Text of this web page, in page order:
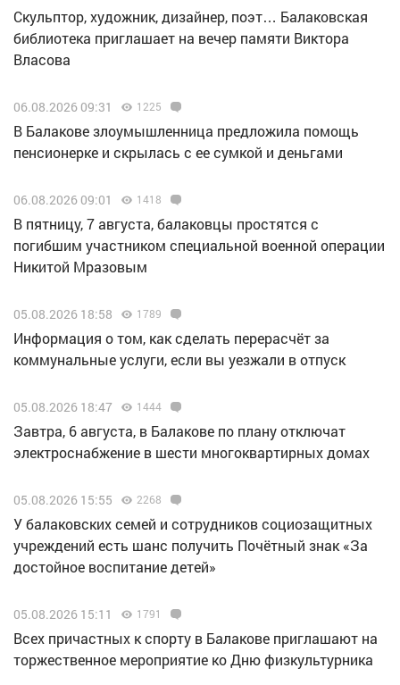
Скульптор, художник, дизайнер, поэт… Балаковская
библиотека приглашает на вечер памяти Виктора
Власова
06.08.2026 09:31 1225
В Балакове злоумышленница предложила помощь
пенсионерке и скрылась с ее сумкой и деньгами
06.08.2026 09:01 1418
В пятницу, 7 августа, балаковцы простятся с
погибшим участником специальной военной операции
Никитой Мразовым
05.08.2026 18:58 1789
Информация о том, как сделать перерасчёт за
коммунальные услуги, если вы уезжали в отпуск
05.08.2026 18:47 1444
Завтра, 6 августа, в Балакове по плану отключат
электроснабжение в шести многоквартирных домах
05.08.2026 15:55 2268
У балаковских семей и сотрудников социозащитных
учреждений есть шанс получить Почётный знак «За
достойное воспитание детей»
05.08.2026 15:11 1791
Всех причастных к спорту в Балакове приглашают на
торжественное мероприятие ко Дню физкультурника